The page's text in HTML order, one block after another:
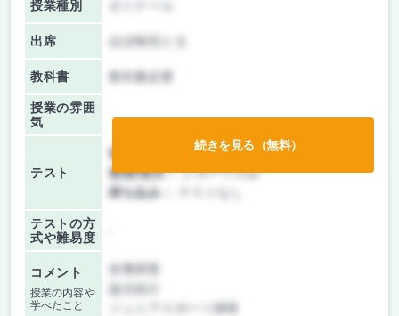
授業種別
出席 ほぼ毎回とる
教科書 教科書必要
授業の雰囲
気
テスト
前期/中間：
レポートのみ
後期/期末：レポートのみ
持ち込み：
テストの方
式や難易度
コメント
授業の内容や
学べたこと
栄養調査
論文紹介
続きを見る（無料）